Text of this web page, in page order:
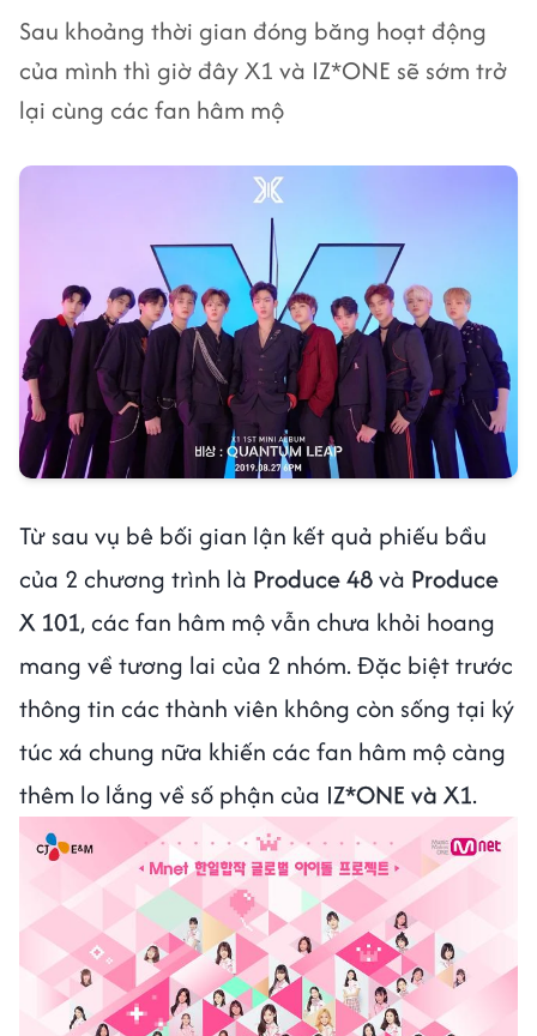
Sau khoảng thời gian đóng băng hoạt động
của mình thì giờ đây X1 và IZ*ONE sẽ sớm trở
lại cùng các fan hâm mộ
Từ sau vụ bê bối gian lận kết quả phiếu bầu
của 2 chương trình là Produce 48và Produce
X 101, các fan hâm mộ vẫn chưa khỏi hoang
mang về tương lai của 2 nhóm. Đặc biệt trước
thông tin các thành viên không còn sống tại ký
túc xá chung nữa khiến các fan hâm mộ càng
thêm lo lắng về số phận của IZ*ONE và X1.